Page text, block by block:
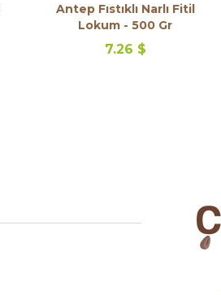
Antep Fıstıklı Narlı Fitil
Lokum - 500 Gr
7.26 $